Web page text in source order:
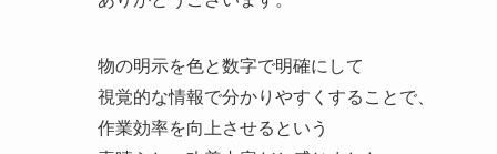
物の明示を色と数字で明確にして
視覚的な情報で分かりやすくすることで、
作業効率を向上させるという